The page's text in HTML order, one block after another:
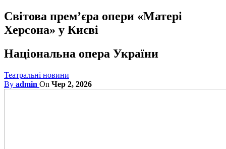
Світова прем’єра опери «Матері
Херсона» у Києві
Національна опера України
Театральні новини
By admin On Чер 2, 2026